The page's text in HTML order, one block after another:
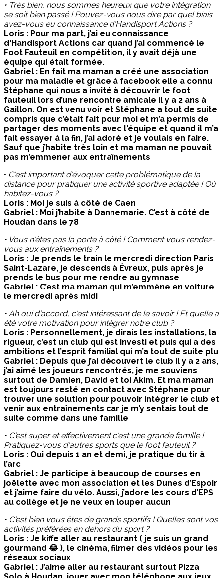
• Très bien, nous sommes heureux que votre intégration
se soit bien passé ! Pouvez-vous nous dire par quel biais
avez-vous eu connaissance d'Handisport Actions ?
Loris : Pour ma part, j’ai eu connaissance
d'Handisport Actions car quand j’ai commencé le
Foot Fauteuil en compétition, il y avait déjà une
équipe qui était formée.
Gabriel : En fait ma maman a créé une association
pour ma maladie et grâce à facebook elle a connu
Stéphane qui nous a invité à découvrir le foot
fauteuil lors d’une rencontre amicale il y a 2 ans à
Gaillon. On est venu voir et Stéphane a tout de suite
compris que c’était fait pour moi et m’a permis de
partager des moments avec l'équipe et quand il m’a
fait essayer à la fin, j’ai adoré et je voulais en faire.
Sauf que j’habite très loin et ma maman ne pouvait
pas m’emmener aux entraînements
• C'est important d'évoquer cette problématique de la
distance pour pratiquer une activité sportive adaptée ! Où
habitez-vous ?
Loris : Moi je suis à côté de Caen
Gabriel : Moi j’habite à Dannemarie. C’est à côté de
Houdan dans le 78
• Vous n'êtes pas la porte à côté ! Comment vous rendez-
vous aux entraînements ?
Loris : Je prends le train le mercredi direction Paris
Saint-Lazare, je descends à Évreux, puis après je
prends le bus pour me rendre au gymnase
Gabriel : C’est ma maman qui m’emmène en voiture
le mercredi après midi
• Ah oui d'accord, c'est intéressant de le savoir ! Et quelle a
été votre motivation pour intégrer notre club ?
Loris : Personnellement, je dirais les installations, la
rigueur, c’est un club qui est investi et puis qui a des
ambitions et l’esprit familial qui m’a tout de suite plu
Gabriel : Depuis que j’ai découvert le club il y a 2 ans,
j’ai aimé les joueurs rencontrés, je me souviens
surtout de Damien, David et toi Akim. Et ma maman
est toujours resté en contact avec Stéphane pour
trouver une solution pour pouvoir intégrer le club et
venir aux entraînements car je m’y sentais tout de
suite comme dans une famille
• C'est super et effectivement c'est une grande famille !
Pratiquez-vous d'autres sports que le foot fauteuil ?
Loris : Oui depuis 1 an et demi, je pratique du tir à
l’arc
Gabriel : Je participe à beaucoup de courses en
joëlette avec mon association et les Dunes d’Espoir
et j’aime faire du vélo. Aussi, j’adore les cours d’EPS
au collège et je ne veux en louper aucun
• C'est bien vous êtes de grands sportifs ! Quelles sont vos
activités préférées en dehors du sport ?
Loris : Je kiffe aller au restaurant ( je suis un grand
gourmand 😂 ), le cinéma, filmer des vidéos pour les
réseaux sociaux
Gabriel : J’aime aller au restaurant surtout Pizza